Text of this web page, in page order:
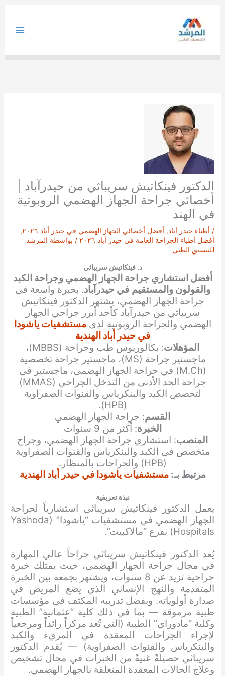
الدكتور فينكاتيش سريباثي من حيدرآباد |
أخصائي جراحة الجهاز الهضمي الروبوتية
في الهند
/ أطباء حيدر آباد, أفضل أخصائي الجهاز الهضمي في حيدر أباد ٢٠٢٦
,
أفضل أطباء الجراحة العامة في حيدر أباد ٢٠٢٦
/ بواسطة المرشد
للتنسيق الطبي
د. فينكاتيش سريباثي
أفضل استشاري جراحة الجهاز الهضمي وجراحة الكبد
والقولون والمستقيم في حيدرآباد. بخبرة واسعة في
جراحة الجهاز الهضمي، يشتهر الدكتور فينكاتيش
سريباثي من حيدرآباد كأحد أبرز جراحي الجهاز
الهضمي والجراحة الروبوتية لدىمستشفيات ياشودا
في حيدر أباد الهندية
المؤهلات
: بكالوريوس طب وجراحة (MBBS)،
ماجستير جراحة (MS)، ماجستير جراحة تخصصية
(M.Ch) في جراحة الجهاز الهضمي، ماجستير في
جراحة الحد الأدنى من التدخل الجراحي (MMAS)
لتخصص الكبد والبنكرياس والقنوات الصفراوية
(HPB).
القسم: جراحة الجهاز الهضمي
الخبرة: أكثر من 9 سنوات
المنصب: استشاري جراحة الجهاز الهضمي، وجراح
متخصص في الكبد والبنكرياس والقنوات الصفراوية
(HPB) والجراحات بالمنظار.
مرتبط بـ:مستشفيات ياشودا في حيدر أباد الهندية
نبذة تعريفية
يعمل الدكتور فينكاتيش سريباثي استشارياً لجراحة
الجهاز الهضمي في مستشفيات “ياشودا” (Yashoda
Hospitals) بفرع “مالاكبيت”.
يُعد الدكتور فينكاتيش سريباثي جراحاً عالي المهارة
في مجال جراحة الجهاز الهضمي، حيث يمتلك خبرة
جراحية تزيد عن 8 سنوات، ويشتهر بجمعه بين الخبرة
المتقدمة والنهج الإنساني الذي يضع المريض في
صدارة أولوياته. وبفضل تدريبه المكثف في مؤسسات
طبية مرموقة — بما في ذلك كلية “عثمانية” الطبية
وكلية “مادوراي” الطبية (التي تُعد مركزاً رائداً ومرجعياً
لإجراء الجراحات المعقدة في المريء والكبد
والبنكرياس والقنوات الصفراوية) — يُقدم الدكتور
سريباثي حصيلةً غنيةً من الخبرات في مجال تشخيص
وعلاج الحالات المعقدة المتعلقة بالجهاز الهضمي.